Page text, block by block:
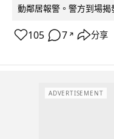
動鄰居報警。警方到場揭
105 7 ↗ 分享
ADVERTISEMENT